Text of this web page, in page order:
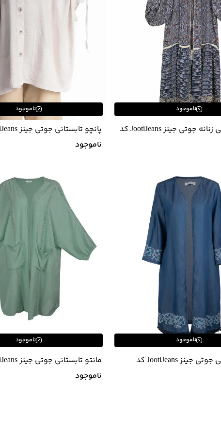
ناموجود
مانتو تابستانی زنانه جوتی جینز JootiJeans کد
ناموجود
22732615
ناموجود
ناموجود
مانتو تابستانی جوتی جینز JootiJeans کد
ناموجود
11732604
ناموجود